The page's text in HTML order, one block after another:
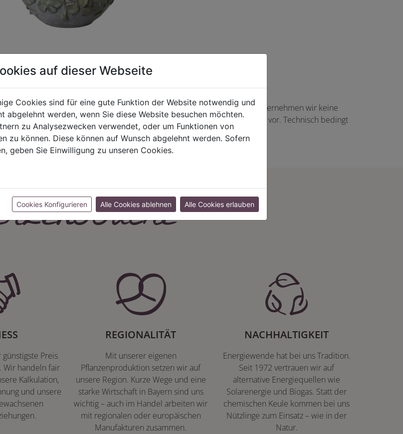
und Versandkosten. Für Irrtümer und fehlerhaft angezeigte Angaben übernehmen wir keine
die Berechnung eines Mindermengenzuschlags in Höhe von 5,00 EUR vor. Technisch bedingt
der Bildschirmdarstellung und dem Originalartikel auftreten.
Preis
Wir handeln fair
Kalkulation,
und unsere
REGIONALITÄT
Mit unserer eigenen
Pflanzenproduktion setzen wir auf
unsere Region. Kurze Wege und eine
starke Wirtschaft in Bayern sind uns
wichtig – auch im Handel arbeiten wir
mit regionalen oder europäischen
Manufakturen zusammen.
NACHHALTIGKEIT
Energiewende hat bei uns Tradition.
Seit 1972 vertrauen wir auf
alternative Energiequellen wie
Solarenergie und Biogas. Statt der
chemischen Keule kommen bei uns
Nützlinge zum Einsatz – wie in der
Natur.
auf dieser Webseite
Cookies sind für eine gute Funktion der Website notwendig und
abgelehnt werden, wenn Sie diese Website besuchen möchten.
zu Analysezwecken verwendet, oder um Funktionen von
zu können. Diese können auf Wunsch abgelehnt werden. Sofern
geben Sie Einwilligung zu unseren Cookies.
Cookies Konfigurieren Alle Cookies ablehnen Alle Cookies erlauben